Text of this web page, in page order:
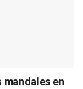
mandales en